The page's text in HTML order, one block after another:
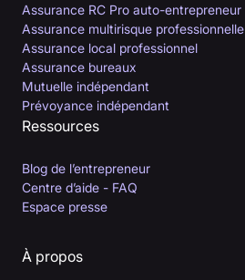
Assurance RC Pro auto-entrepreneur
Assurance multirisque professionnelle
Assurance local professionnel
Assurance bureaux
Mutuelle indépendant
Prévoyance indépendant
Ressources
Blog de l’entrepreneur
Centre d’aide - FAQ
Espace presse
À propos